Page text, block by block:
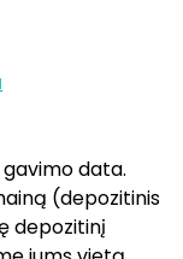
data.
(depozitinis
depozitinį